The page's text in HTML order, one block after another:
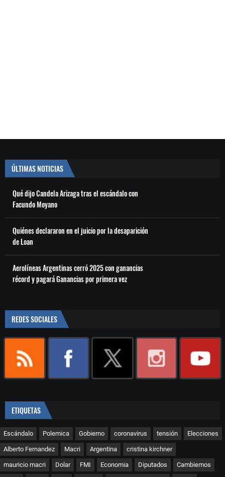
ÚLTIMAS NOTICIAS
Qué dijo Candela Arizaga tras el escándalo con
Facundo Moyano
Quiénes declararon en el juicio por la desaparición
de Loan
Aerolíneas Argentinas cerró 2025 con ganancias
récord y pagará Ganancias por primera vez
REDES SOCIALES
ETIQUETAS
Escándalo Polemica Gobierno coronavirus tensión Elecciones
Alberto Fernandez Macri Argentina cristina kirchner
mauricio macri Dolar FMI Economia Diputados Cambiemos